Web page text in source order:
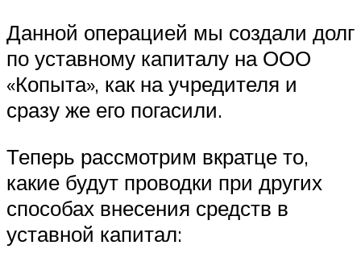
Данной операцией мы создали долг
по уставному капиталу на ООО
«Копыта», как на учредителя и
сразу же его погасили.
Теперь рассмотрим вкратце то,
какие будут проводки при других
способах внесения средств в
уставной капитал: